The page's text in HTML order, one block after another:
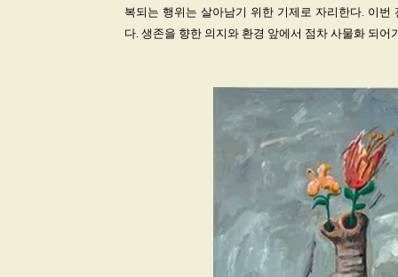
복되는 행위는 살아남기 위한 기제로 자리한다. 이
다. 생존을 향한 의지와 환경 앞에서 점차 사물화 되